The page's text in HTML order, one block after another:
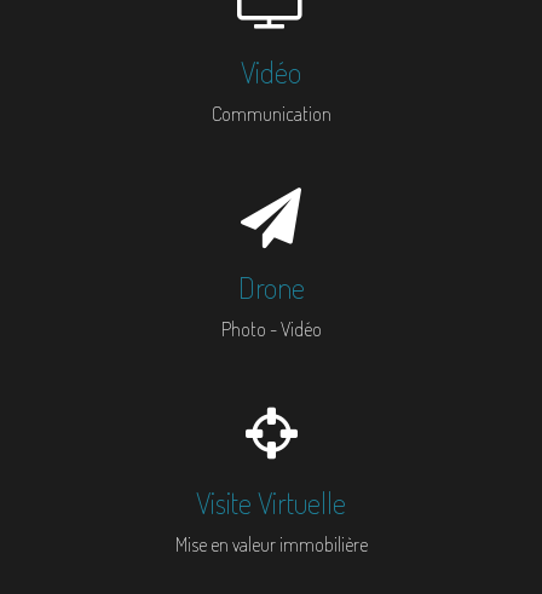
Vidéo
Communication
Drone
Photo - Vidéo
Visite Virtuelle
Mise en valeur immobilière